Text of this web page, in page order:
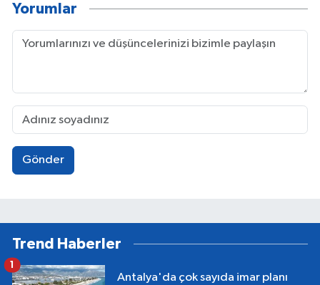
Yorumlar
Gönder
Trend Haberler
Antalya'da çok sayıda imar planı
1